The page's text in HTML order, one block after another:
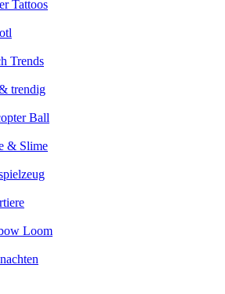
Tattoos
Trends
trendig
Ball
& Slime
Loom